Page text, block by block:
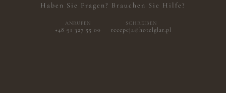
Haben Sie Fragen? Brauchen Sie Hilfe?
ANRUFEN
+48 91 327 55 00
SCHREIBEN
recepcja@hotelglar.pl